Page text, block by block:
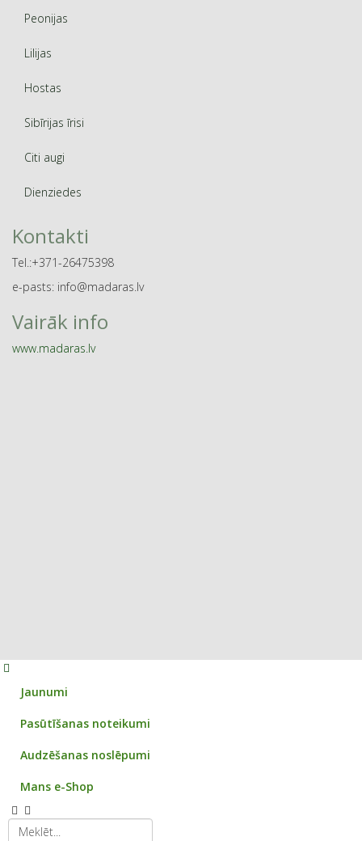
Peonijas
Lilijas
Hostas
Sibīrijas īrisi
Citi augi
Dienziedes
Kontakti
Tel.:+371-26475398
e-pasts: info@madaras.lv
Vairāk info
www.madaras.lv
Jaunumi
Pasūtīšanas noteikumi
Audzēšanas noslēpumi
Mans e-Shop